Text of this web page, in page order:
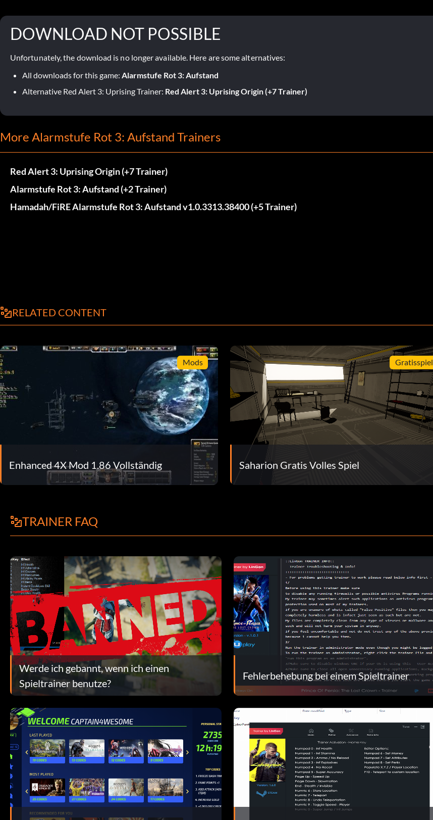
DOWNLOAD NOT POSSIBLE
Unfortunately, the download is no longer available. Here are some alternatives:
All downloads for this game: Alarmstufe Rot 3: Aufstand
Alternative Red Alert 3: Uprising Trainer: Red Alert 3: Uprising Origin (+7 Trainer)
More Alarmstufe Rot 3: Aufstand Trainers
Red Alert 3: Uprising Origin (+7 Trainer)
Alarmstufe Rot 3: Aufstand (+2 Trainer)
Hamadah/FiRE Alarmstufe Rot 3: Aufstand v1.0.3313.38400 (+5 Trainer)
RELATED CONTENT
Mods
Enhanced 4X Mod 1.86 Vollständig
Gratisspiel
Saharion Gratis Volles Spiel
TRAINER FAQ
Werde ich gebannt, wenn ich einen
Spieltrainer benutze?
Fehlerbehebung bei einem Spieltrainer